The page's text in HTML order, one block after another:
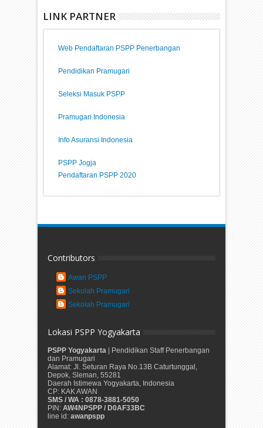
LINK PARTNER
Web Pendaftaran PSPP Penerbangan
Pendidikan Pramugari
Seleksi Masuk PSPP
Pramugari Indonesia
Info Asuransi Indonesia
PSPP Jogja
Pendaftaran PSPP 2020
Contributors
Awan PSPP
Sekolah Pramugari
Sekolah Pramugari
Lokasi PSPP Yogyakarta
PSPP Yogyakarta | Pendidikan Staff Penerbangan
dan Pramugari
Alamat: Jl. Seturan Raya No.13B Caturtunggal,
Depok, Sleman, 55281
Daerah Istimewa Yogyakarta, Indonesia
CP: KAK AWAN
SMS / WA : 0878-3881-5050
PIN: AW4NPSPP / D0AF33BC
line id: awanpspp